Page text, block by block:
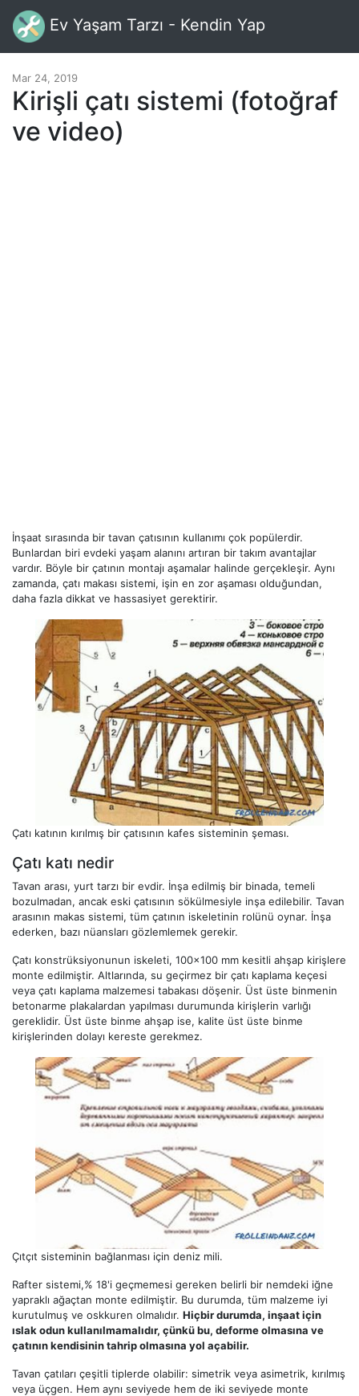
Ev Yaşam Tarzı - Kendin Yap
Mar 24, 2019
Kirişli çatı sistemi (fotoğraf
ve video)
İnşaat sırasında bir tavan çatısının kullanımı çok popülerdir.
Bunlardan biri evdeki yaşam alanını artıran bir takım avantajlar
vardır. Böyle bir çatının montajı aşamalar halinde gerçekleşir. Aynı
zamanda, çatı makası sistemi, işin en zor aşaması olduğundan,
daha fazla dikkat ve hassasiyet gerektirir.
Çatı katının kırılmış bir çatısının kafes sisteminin şeması.
Çatı katı nedir
Tavan arası, yurt tarzı bir evdir. İnşa edilmiş bir binada, temeli
bozulmadan, ancak eski çatısının sökülmesiyle inşa edilebilir. Tavan
arasının makas sistemi, tüm çatının iskeletinin rolünü oynar. İnşa
ederken, bazı nüansları gözlemlemek gerekir.
Çatı konstrüksiyonunun iskeleti, 100x100 mm kesitli ahşap kirişlere
monte edilmiştir. Altlarında, su geçirmez bir çatı kaplama keçesi
veya çatı kaplama malzemesi tabakası döşenir. Üst üste binmenin
betonarme plakalardan yapılması durumunda kirişlerin varlığı
gereklidir. Üst üste binme ahşap ise, kalite üst üste binme
kirişlerinden dolayı kereste gerekmez.
Çıtçıt sisteminin bağlanması için deniz mili.
Rafter sistemi,% 18'i geçmemesi gereken belirli bir nemdeki iğne
yapraklı ağaçtan monte edilmiştir. Bu durumda, tüm malzeme iyi
kurutulmuş ve oskkuren olmalıdır. Hiçbir durumda, inşaat için
ıslak odun kullanılmamalıdır, çünkü bu, deforme olmasına ve
çatının kendisinin tahrip olmasına yol açabilir.
Tavan çatıları çeşitli tiplerde olabilir: simetrik veya asimetrik, kırılmış
veya üçgen. Hem aynı seviyede hem de iki seviyede monte